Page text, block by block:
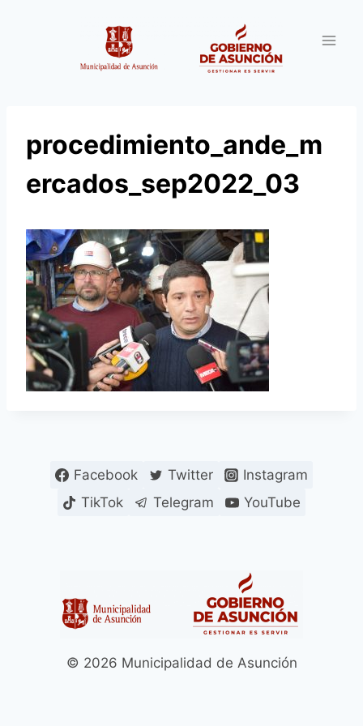
procedimiento_ande_m
ercados_sep2022_03
Facebook Twitter
Instagram
TikTok
Telegram YouTube
© 2026 Municipalidad de Asunción